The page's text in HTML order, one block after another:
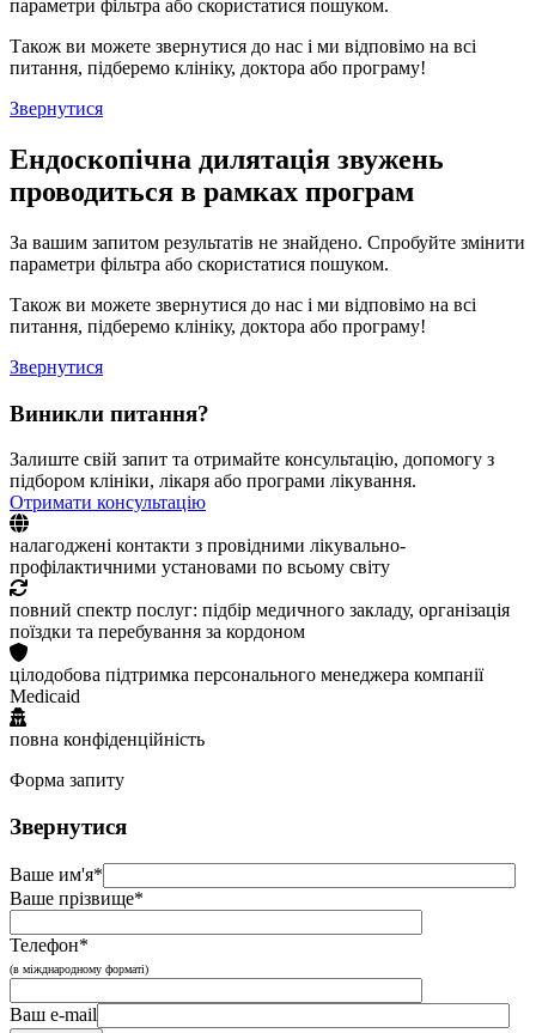
параметри фільтра або скористатися пошуком.
Також ви можете звернутися до нас і ми відповімо на всі
питання, підберемо клініку, доктора або програму!
Звернутися
Ендоскопічна дилятація звужень
проводиться в рамках програм
За вашим запитом результатів не знайдено. Спробуйте змінити
параметри фільтра або скористатися пошуком.
Також ви можете звернутися до нас і ми відповімо на всі
питання, підберемо клініку, доктора або програму!
Звернутися
Виникли питання?
Залиште свій запит та отримайте консультацію, допомогу з
підбором клініки, лікаря або програми лікування.
Отримати консультацію
налагоджені контакти з провідними лікувально-
профілактичними установами по всьому світу
повний спектр послуг: підбір медичного закладу, організація
поїздки та перебування за кордоном
цілодобова підтримка персонального менеджера компанії
Medicaid
повна конфіденційність
Форма запиту
Звернутися
Ваше им'я*
Ваше прізвище*
Телефон*
(в міжднародному форматі)
Ваш e-mail